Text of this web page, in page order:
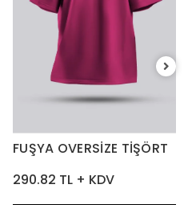
FUŞYA OVERSİZE TİŞÖRT
290.82 TL + KDV